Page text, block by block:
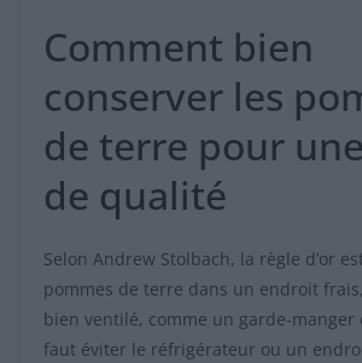
Comment bien
conserver les
de terre pour
de qualité
Selon Andrew Stolbach, la règle d’or
pommes de terre dans un endroit
bien ventilé, comme un garde-manger
faut éviter le réfrigérateur ou un